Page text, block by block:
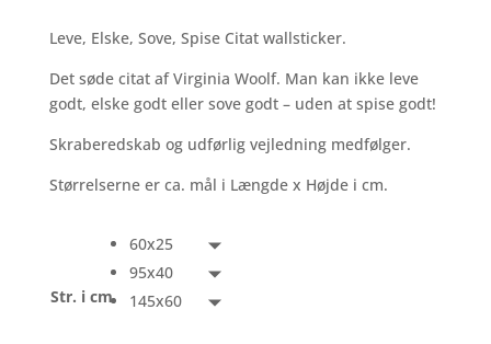
Leve, Elske, Sove, Spise Citat wallsticker.
Det søde citat af Virginia Woolf. Man kan ikke leve
godt, elske godt eller sove godt – uden at spise godt!
Skraberedskab og udførlig vejledning medfølger.
Størrelserne er ca. mål i Længde x Højde i cm.
Str. i cm
60x25
95x40
145x60